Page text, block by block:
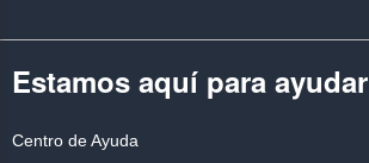
Estamos aquí para ayudar
Centro de Ayuda